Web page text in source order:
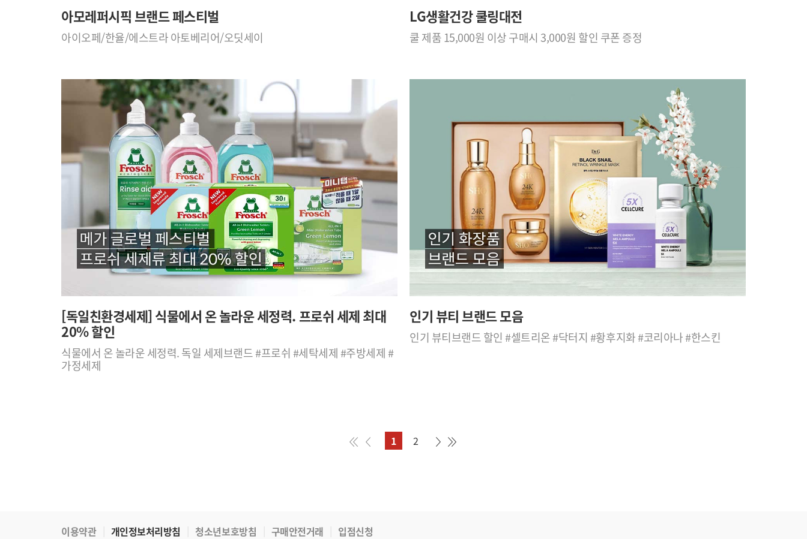
아모레퍼시픽 브랜드 페스티벌
아이오페/한율/에스트라 아토베리어/오딧세이
LG생활건강 쿨링대전
쿨 제품 15,000원 이상 구매시 3,000원 할인 쿠폰 증정
[독일친환경세제] 식물에서 온 놀라운 세정력. 프로쉬 세제 최대
20% 할인
식물에서 온 놀라운 세정력. 독일 세제브랜드 #프로쉬 #세탁세제 #주방세제 #
가정세제
인기 뷰티 브랜드 모음
인기 뷰티브랜드 할인 #셀트리온 #닥터지 #황후지화 #코리아나 #한스킨
1 2
이용약관 개인정보처리방침 청소년보호방침 구매안전거래 입점신청